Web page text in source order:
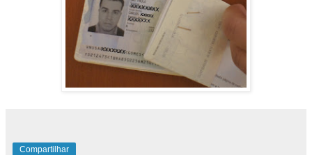
Compartilhar